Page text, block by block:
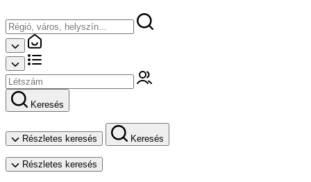
Keresés
Részletes keresés Keresés
Részletes keresés